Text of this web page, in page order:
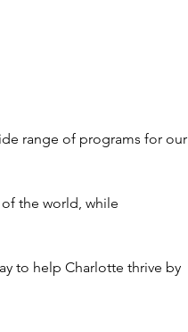
range of programs for our
the world, while
to help Charlotte thrive by